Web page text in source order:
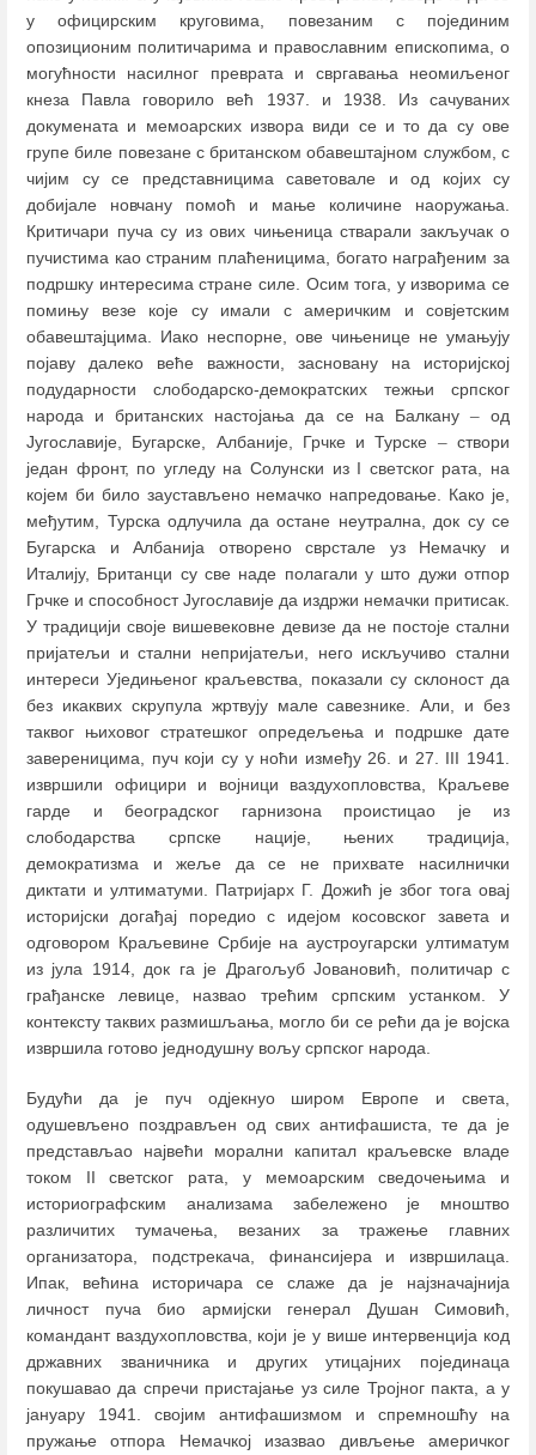
у официрским круговима, повезаним с појединим
опозиционим политичарима и православним епископима, о
могућности насилног преврата и свргавања неомиљеног
кнеза Павла говорило већ 1937. и 1938. Из сачуваних
докумената и мемоарских извора види се и то да су ове
групе биле повезане с британском обавештајном службом, с
чијим су се представницима саветовале и од којих су
добијале новчану помоћ и мање количине наоружања.
Критичари пуча су из ових чињеница стварали закључак о
пучистима као страним плаћеницима, богато награђеним за
подршку интересима стране силе. Осим тога, у изворима се
помињу везе које су имали с америчким и совјетским
обавештајцима. Иако неспорне, ове чињенице не умањују
појаву далеко веће важности, засновану на историјској
подударности слободарско-демократских тежњи српског
народа и британских настојања да се на Балкану –од
Југославије, Бугарске, Албаније, Грчке и Турске –створи
један фронт, по угледу на Солунски из I светског рата, на
којем би било заустављено немачко напредовање. Како је,
међутим, Турска одлучила да остане неутрална, док су се
Бугарска и Албанија отворено сврстале уз Немачку и
Италију, Британци су све наде полагали у што дужи отпор
Грчке и способност Југославије да издржи немачки притисак.
У традицији своје вишевековне девизе да не постоје стални
пријатељи и стални непријатељи, него искључиво стални
интереси Уједињеног краљевства, показали су склоност да
без икаквих скрупула жртвују мале савезнике. Али, и без
таквог њиховог стратешког опредељења и подршке дате
завереницима, пуч који су у ноћи између 26. и 27. III 1941.
извршили официри и војници ваздухопловства, Краљеве
гарде и београдског гарнизона проистицао је из
слободарства српске нације, њених традиција,
демократизма и жеље да се не прихвате насилнички
диктати и ултиматуми. Патријарх Г. Дожић је због тога овај
историјски догађај поредио с идејом косовског завета и
одговором Краљевине Србије на аустроугарски ултиматум
из јула 1914, док га је Драгољуб Јовановић, политичар с
грађанске левице, назвао трећим српским устанком. У
контексту таквих размишљања, могло би се рећи да је војска
извршила готово једнодушну вољу српског народа.
Будући да је пуч одјекнуо широм Европе и света,
одушевљено поздрављен од свих антифашиста, те да је
представљао највећи морални капитал краљевске владе
током II светског рата, у мемоарским сведочењима и
историографским анализама забележено је мноштво
различитих тумачења, везаних за тражење главних
организатора, подстрекача, финансијера и извршилаца.
Ипак, већина историчара се слаже да је најзначајнија
личност пуча био армијски генерал Душан Симовић,
командант ваздухопловства, који је у више интервенција код
државних званичника и других утицајних појединаца
покушавао да спречи пристајање уз силе Тројног пакта, а у
јануару 1941. својим антифашизмом и спремношћу на
пружање отпора Немачкој изазвао дивљење америчког